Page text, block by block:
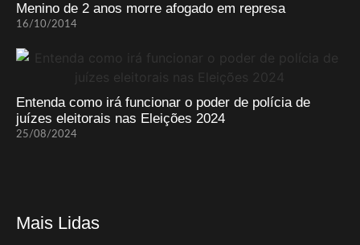
Menino de 2 anos morre afogado em represa
16/10/2014
Entenda como irá funcionar o poder de polícia de
juízes eleitorais nas Eleições 2024
25/08/2024
Mais Lidas